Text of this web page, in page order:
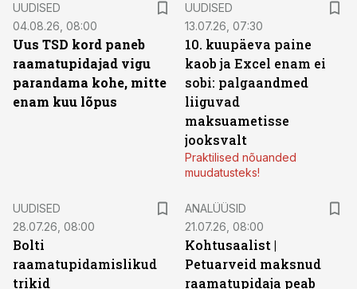
UUDISED
04.08.26, 08:00
Uus TSD kord paneb
raamatupidajad vigu
parandama kohe, mitte
enam kuu lõpus
UUDISED
13.07.26, 07:30
10. kuupäeva paine
kaob ja Excel enam ei
sobi: palgaandmed
liiguvad
maksuametisse
jooksvalt
Praktilised nõuanded
muudatusteks!
UUDISED
28.07.26, 08:00
Bolti
raamatupidamislikud
trikid
ANALÜÜSID
21.07.26, 08:00
Kohtusaalist |
Petuarveid maksnud
raamatupidaja peab